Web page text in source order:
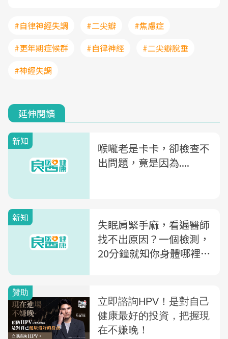
#自律神經失調 #二尖瓣
#焦慮症
#更年期症候群
#自律神經
#二尖瓣脫垂
#神經失調
延伸閱讀
新知
喉嚨老是卡卡，卻檢查不
出問題，竟是因為....
新知
失眠肩緊手麻，看遍醫師
找不出原因？一個檢測，
20分鐘就知你身體哪裡出